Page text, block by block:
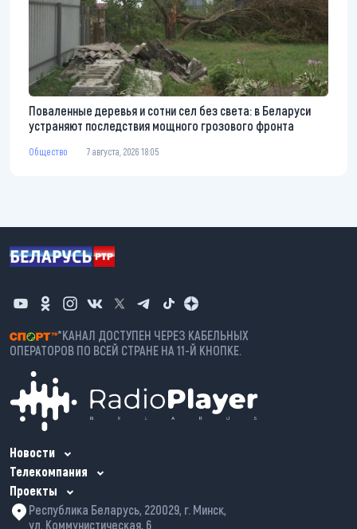
Поваленные деревья и сотни сел без света: в Беларуси
устраняют последствия мощного грозового фронта
Общество 7 августа, 2026 18:05
*КАНАЛ ДОСТУПЕН ЧЕРЕЗ КАБЕЛЬНЫХ
ОПЕРАТОРОВ ПО ВСЕЙ СТРАНЕ НА 11-Й КНОПКЕ.
Новости
Телекомпания
Проекты
Республика Беларусь, 220029, г. Минск,
ул. Коммунистическая, 6